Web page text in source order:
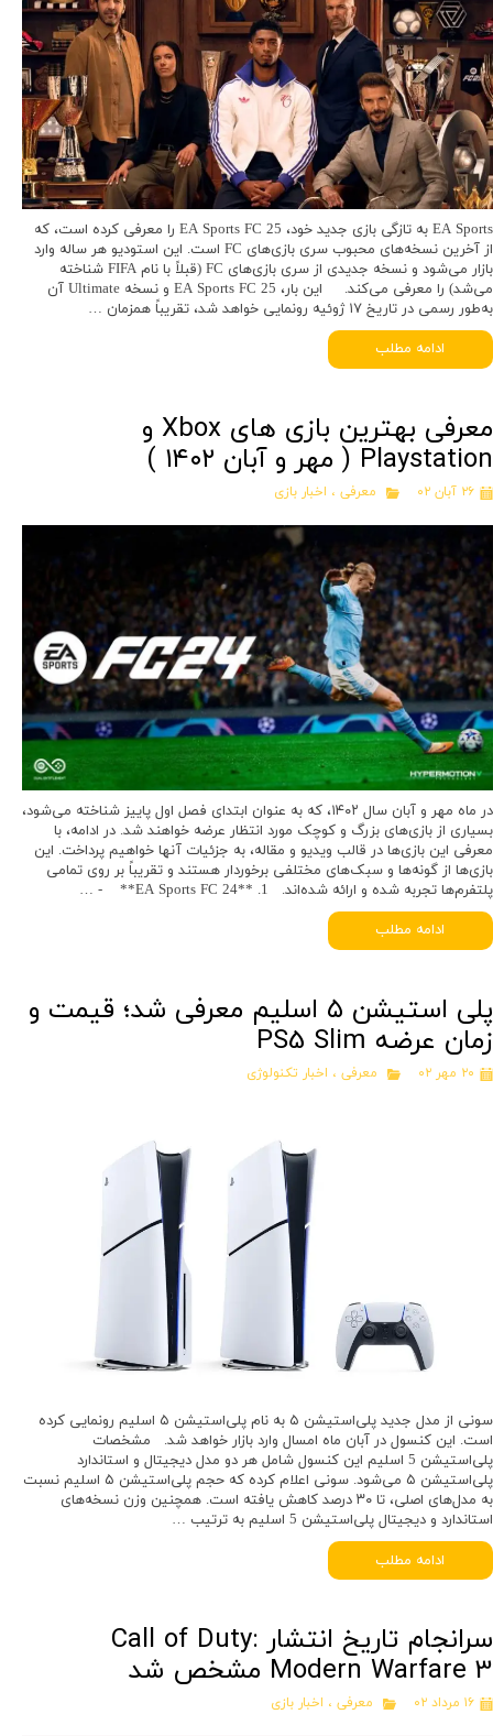
EA Sports به تازگی بازی جدید خود، EA Sports FC 25 را معرفی کرده است، که
از آخرین نسخه‌های محبوب سری بازی‌های FC است. این استودیو هر ساله وارد
بازار می‌شود و نسخه جدیدی از سری بازی‌های FC (قبلاً با نام FIFA شناخته
می‌شد) را معرفی می‌کند. این بار، EA Sports FC 25 و نسخه Ultimate آن
به‌طور رسمی در تاریخ ۱۷ ژوئیه رونمایی خواهد شد، تقریباً همزمان …
ادامه مطلب
معرفی بهترین بازی های Xbox و
Playstation ( مهر و آبان ۱۴۰۲ )
۲۶ آبان ۰۲ معرفی ، اخبار بازی
در ماه مهر و آبان سال ۱۴۰۲، که به عنوان ابتدای فصل اول پاییز شناخته می‌شود،
بسیاری از بازی‌های بزرگ و کوچک مورد انتظار عرضه خواهند شد. در ادامه، با
معرفی این بازی‌ها در قالب ویدیو و مقاله، به جزئیات آنها خواهیم پرداخت. این
بازی‌ها از گونه‌ها و سبک‌های مختلفی برخوردار هستند و تقریباً بر روی تمامی
پلتفرم‌ها تجربه شده و ارائه شده‌اند. 1. **EA Sports FC 24** - …
ادامه مطلب
پلی استیشن ۵ اسلیم معرفی شد؛ قیمت و
زمان عرضه PS5 Slim
۲۰ مهر ۰۲ معرفی ، اخبار تکنولوژی
سونی از مدل جدید پلی‌استیشن ۵ به نام پلی‌استیشن ۵ اسلیم رونمایی کرده
است. این کنسول در آبان ماه امسال وارد بازار خواهد شد. مشخصات
پلی‌استیشن 5 اسلیم این کنسول شامل هر دو مدل دیجیتال و استاندارد
پلی‌استیشن ۵ می‌شود. سونی اعلام کرده که حجم پلی‌استیشن ۵ اسلیم نسبت
به مدل‌های اصلی، تا ۳۰ درصد کاهش یافته است. همچنین وزن نسخه‌های
استاندارد و دیجیتال پلی‌استیشن 5 اسلیم به ترتیب …
ادامه مطلب
سرانجام تاریخ انتشار Call of Duty:
Modern Warfare 3 مشخص شد
۱۶ مرداد ۰۲ معرفی ، اخبار بازی